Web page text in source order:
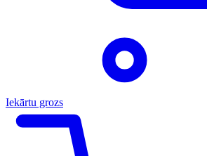
Iekārtu grozs